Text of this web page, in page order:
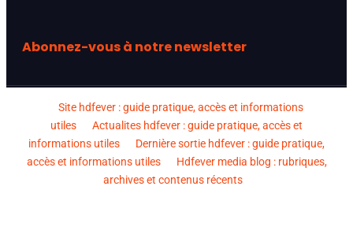
Abonnez-vous à notre newsletter
Site hdfever : guide pratique, accès et informations
utiles
Actualites hdfever : guide pratique, accès et
informations utiles
Dernière sortie hdfever : guide pratique,
accès et informations utiles
Hdfever media blog : rubriques,
archives et contenus récents